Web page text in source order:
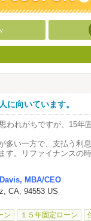
に向いています。
われがちですが、15年
多い一方で、支払う利
す。リファイナンスの
気軽にご相談ください。
MBA/CEO
CA, 94553 US
ン １５年固定ローン